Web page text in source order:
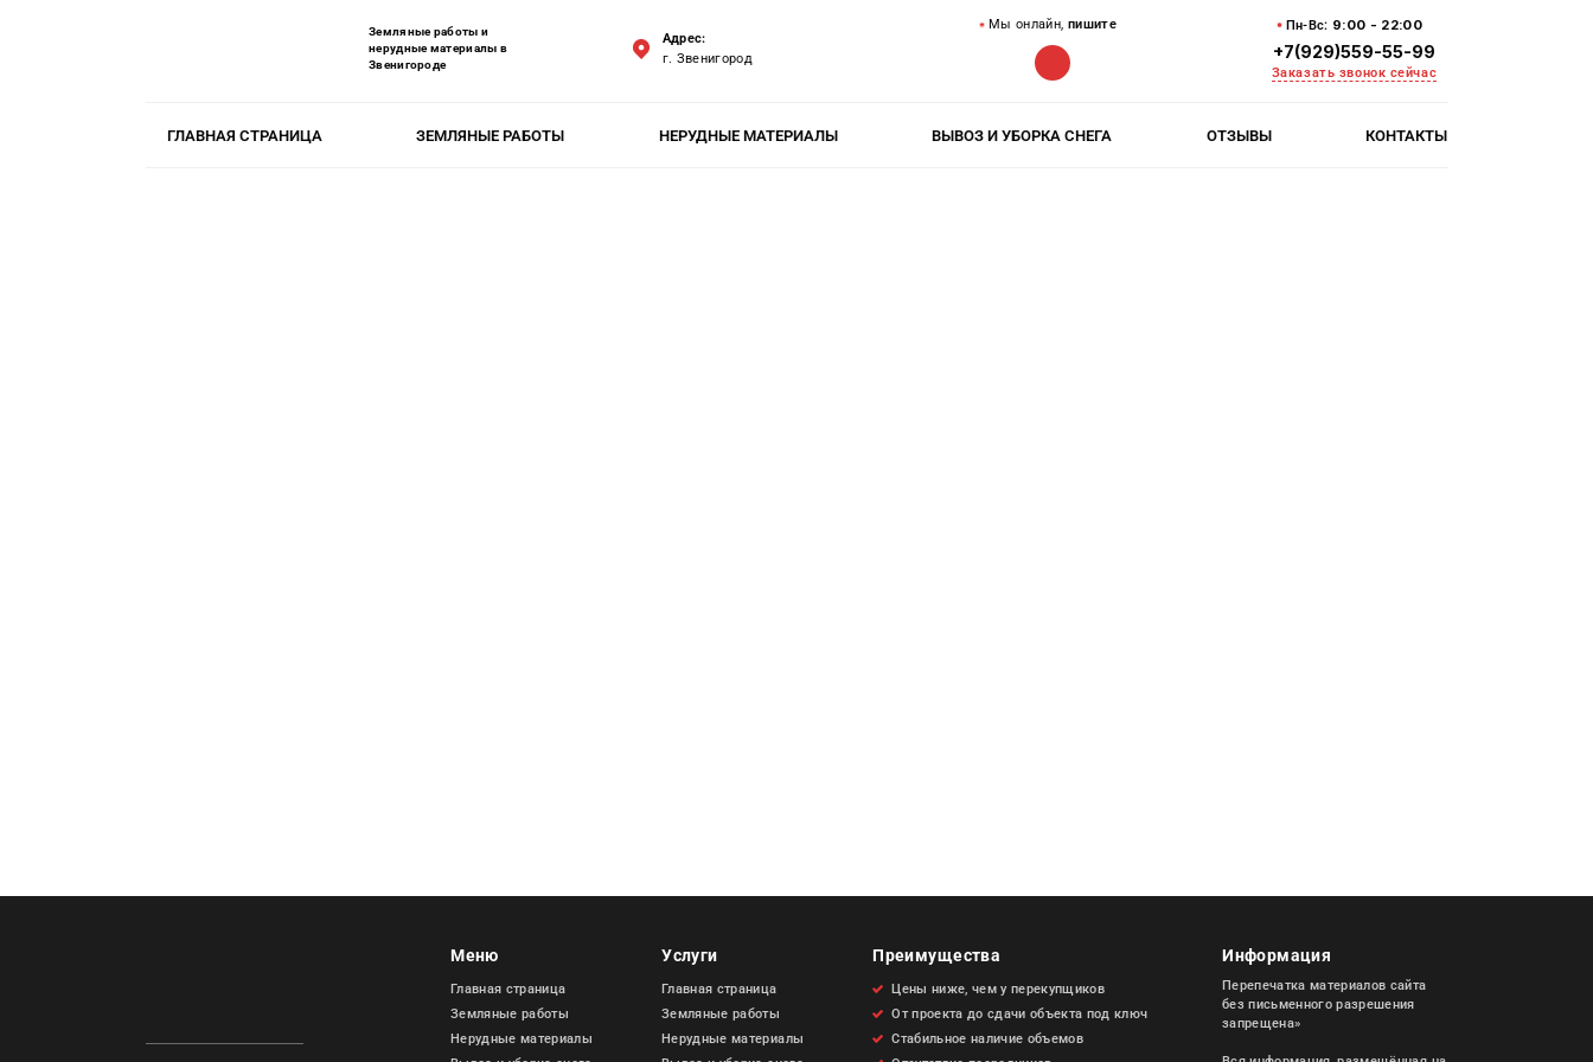
Земляные работы и
нерудные материалы в
Звенигороде
Адрес:
г. Звенигород
Мы онлайн, пишите Пн-Вс: 9:00 - 22:00
+7(929)559-55-99
Заказать звонок сейчас
ГЛАВНАЯ СТРАНИЦА ЗЕМЛЯНЫЕ РАБОТЫ НЕРУДНЫЕ МАТЕРИАЛЫ ВЫВОЗ И УБОРКА СНЕГА ОТЗЫВЫ КОНТАКТЫ
Меню
Главная страница
Земляные работы
Нерудные материалы
Услуги
Главная страница
Земляные работы
Нерудные материалы
Преимущества
Цены ниже, чем у перекупщиков
От проекта до сдачи объекта под ключ
Стабильное наличие объемов
Информация
Перепечатка материалов сайта
без письменного разрешения
запрещена»